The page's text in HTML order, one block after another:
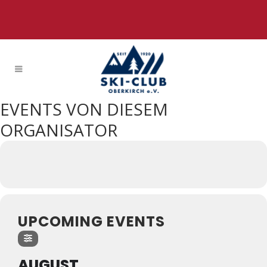
EVENTS VON DIESEM
ORGANISATOR
UPCOMING EVENTS